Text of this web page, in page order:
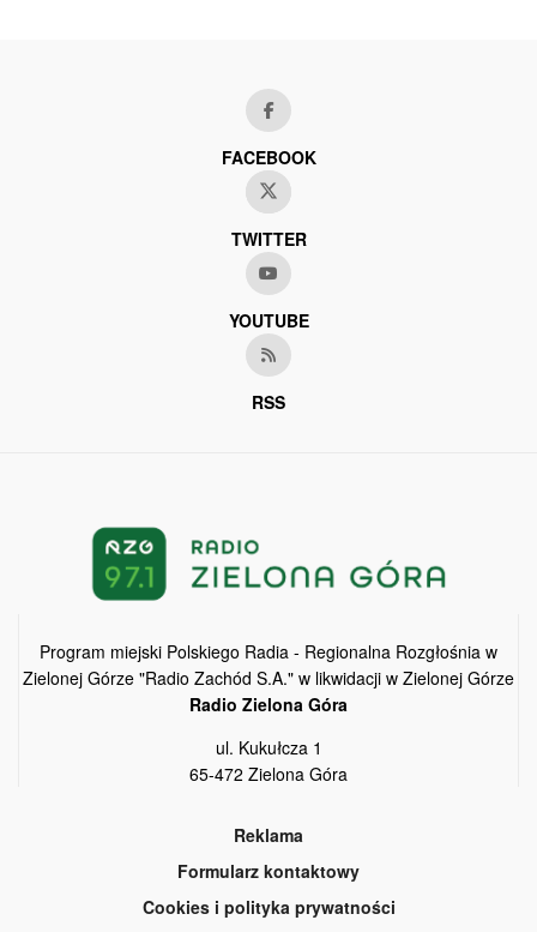
FACEBOOK
TWITTER
YOUTUBE
RSS
Program miejski Polskiego Radia - Regionalna Rozgłośnia w
Zielonej Górze "Radio Zachód S.A." w likwidacji w Zielonej Górze
Radio Zielona Góra
ul. Kukułcza 1
65-472 Zielona Góra
Reklama
Formularz kontaktowy
Cookies i polityka prywatności